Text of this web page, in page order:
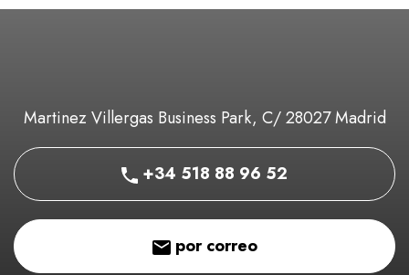
Martinez Villergas Business Park, C/ 28027 Madrid
+34 518 88 96 52
por correo